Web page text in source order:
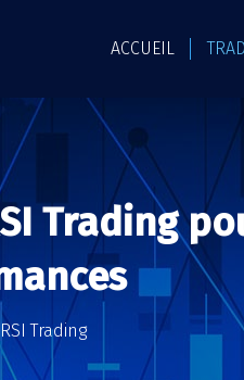
ACCUEIL
Trading
RSI Trading